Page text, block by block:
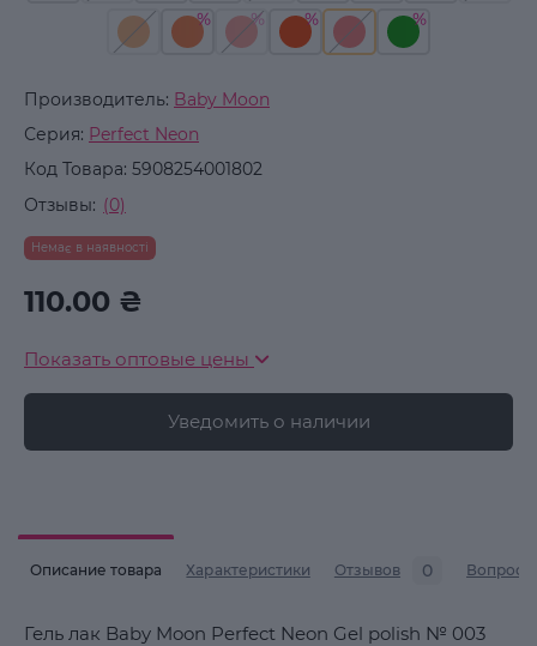
Производитель: Baby Moon
Серия: Perfect Neon
Код Товара: 5908254001802
Отзывы: (0)
Немає в наявності
110.00 ₴
Показать оптовые цены
Уведомить о наличии
Описание товара Характеристики Отзывов 0 Вопросы
Гель лак Baby Moon Perfect Neon Gel polish № 003